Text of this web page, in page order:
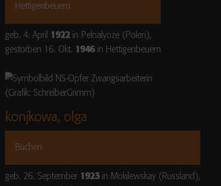
Hettigenbeuern
geb. 4. April 1922 in Pelnalyoze (Polen),
gestorben 16. Okt. 1946in Hettigenbeuern
konjkowa, olga
Buchen
geb. 26. September 1923 in Mokilewskay (Russland),